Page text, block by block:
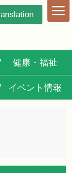
健康・福祉
イベント情報